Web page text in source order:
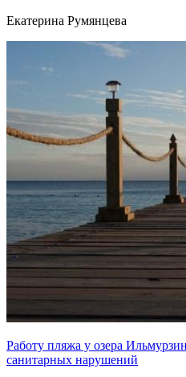
Екатерина Румянцева
Работу пляжа у озера
санитарных нарушений